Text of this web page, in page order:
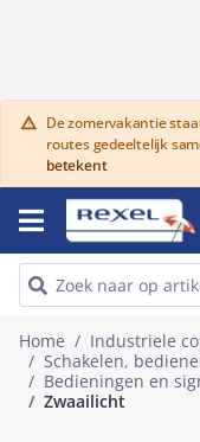
warning De zomervakantie
routes gedeeltelijk
betekent
Home
Industriele
Schakelen,
Bedieningen en
Zwaailicht